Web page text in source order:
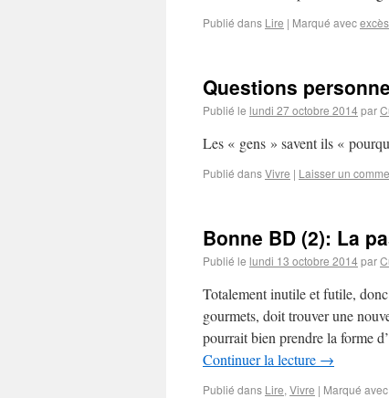
Publié dans Lire | Marqué avecexcès
Questions
Publié le lundi 27 octobre 2014par
Les « gens » savent ils «
Publié dansVivre | Laisser un
Bonne BD (2): La
Publié le lundi 13 octobre 2014par
Totalement inutile et futile,
gourmets, doit trouver une
pourrait bien prendre la forme
Continuer la lecture →
Publié dans Lire, Vivre | Marqué avec